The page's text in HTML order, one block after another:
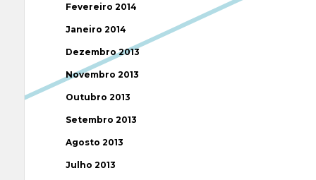
Fevereiro 2014
Janeiro 2014
Dezembro 2013
Novembro 2013
Outubro 2013
Setembro 2013
Agosto 2013
Julho 2013